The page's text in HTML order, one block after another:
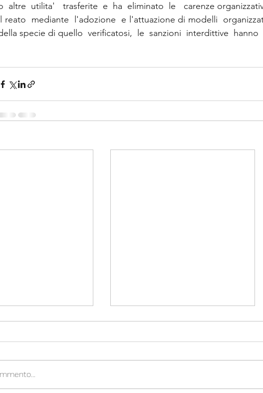
altre  utilita'   trasferite  e  ha  eliminato  le   carenze
reato  mediante  l'adozione  e l'attuazione di modelli
specie di quello  verificatosi,  le  sanzioni  interdittive  hanno